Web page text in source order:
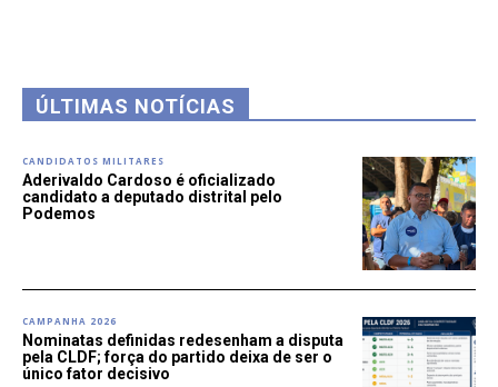
ÚLTIMAS NOTÍCIAS
CANDIDATOS MILITARES
Aderivaldo Cardoso é oficializado
candidato a deputado distrital pelo
Podemos
CAMPANHA 2026
Nominatas definidas redesenham a disputa
pela CLDF; força do partido deixa de ser o
único fator decisivo